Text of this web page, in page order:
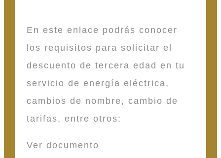
En este enlace podrás conocer
los requisitos para solicitar el
descuento de tercera edad en tu
servicio de energía eléctrica,
cambios de nombre, cambio de
tarifas, entre otros:
Ver documento